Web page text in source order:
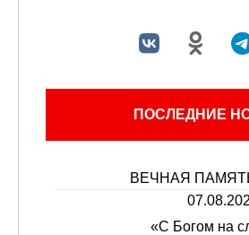
ПОСЛЕДНИЕ
ВЕЧНАЯ
«С Богом на